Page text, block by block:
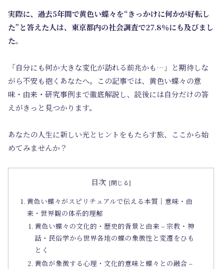
実際に、過去5年間で黄色い蝶々を“きっかけに何かが好転し
た”と答えた人は、東京都内の社会調査で27.8％にも及びまし
た。
「自分にも何か大きな変化が訪れる前兆かも…」と期待しな
がら不安も抱くあなたへ。この記事では、 黄色い蝶々の意
味・由来・研究事例まで徹底解説し、読後には自分だけの答
えがきっと見つかります。
あなたの人生に新しい光とヒントをもたらす旅、ここから始
めてみませんか？
目次
黄色い蝶々がスピリチュアルで伝える本質｜意味・由
来・世界観の体系的理解
黄色い蝶々の文化的・歴史的背景と由来 – 宗教・神
話・民俗学から世界各地の蝶の象徴性と変遷をひも
とく
黄色が象徴する心理・文化的意味と蝶々との融合 –